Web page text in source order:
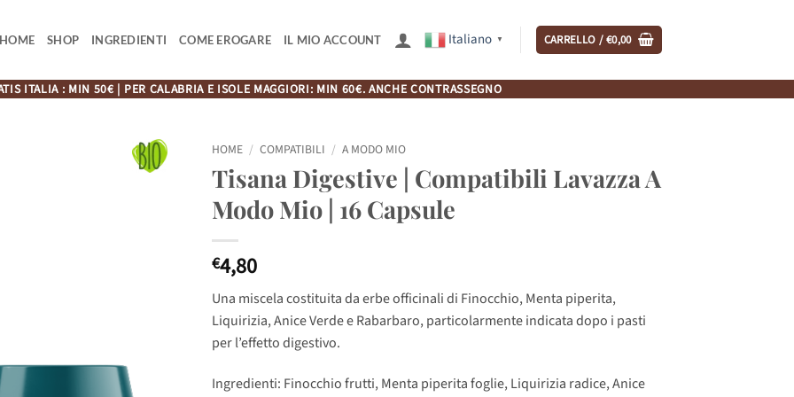
HOME SHOP INGREDIENTI COME EROGARE IL MIO ACCOUNT Italiano ▼ CARRELLO /€0,00
ITALIA : MIN 50€ | PER CALABRIA E ISOLE MAGGIORI: MIN 60€. ANCHE CONTRASSEGNO
HOME / COMPATIBILI / A MODO MIO
Tisana Digestive | Compatibili Lavazza A
Modo Mio | 16 Capsule
€4,80
Una miscela costituita da erbe officinali di Finocchio, Menta piperita,
Liquirizia, Anice Verde e Rabarbaro, particolarmente indicata dopo i pasti
per l’effetto digestivo.
Ingredienti: Finocchio frutti, Menta piperita foglie, Liquirizia radice, Anice